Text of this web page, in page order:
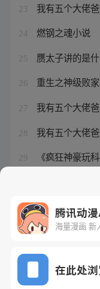
23 我有五个大佬
24 燃钢之魂小说
25 赝太子讲的是
26 重生之神级败
27 我有五个大佬
28 我有五个大佬
29 《疯狂神豪玩科
真武世界林铭
腾讯动
海量漫画 新
在此处
网站备案
Copyright©1998